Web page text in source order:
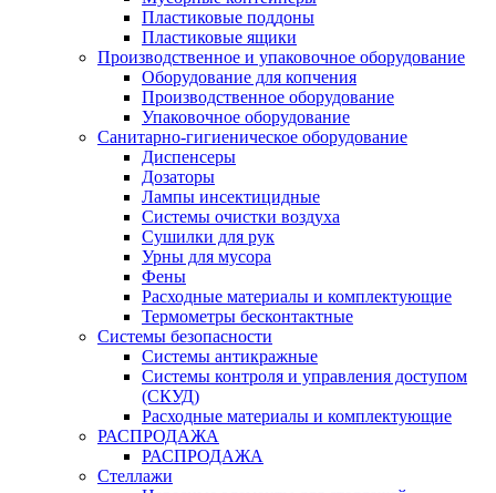
Пластиковые поддоны
Пластиковые ящики
Производственное и упаковочное оборудование
Оборудование для копчения
Производственное оборудование
Упаковочное оборудование
Санитарно-гигиеническое оборудование
Диспенсеры
Дозаторы
Лампы инсектицидные
Системы очистки воздуха
Сушилки для рук
Урны для мусора
Фены
Расходные материалы и комплектующие
Термометры бесконтактные
Системы безопасности
Системы антикражные
Системы контроля и управления доступом
(СКУД)
Расходные материалы и комплектующие
РАСПРОДАЖА
РАСПРОДАЖА
Стеллажи